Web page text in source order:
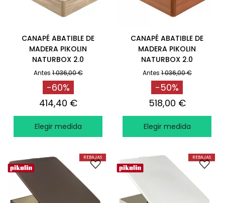
CANAPÉ ABATIBLE DE
MADERA PIKOLIN
NATURBOX 2.0
+CAPACIDAD EXTRA
NATURAL
Antes 1.036,00 €
-60%
414,40 €
Elegir medida
CANAPÉ ABATIBLE DE
MADERA PIKOLIN
NATURBOX 2.0
+CAPACIDAD EXTRA
CEREZO
Antes 1.036,00 €
-50%
518,00 €
Elegir medida
REBAJAS REBAJAS